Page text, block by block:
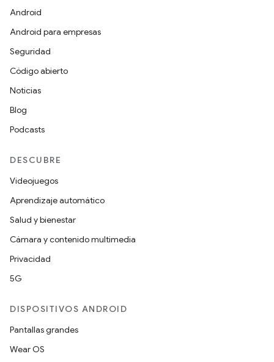
Android
Android para empresas
Seguridad
Código abierto
Noticias
Blog
Podcasts
DESCUBRE
Videojuegos
Aprendizaje automático
Salud y bienestar
Cámara y contenido multimedia
Privacidad
5G
DISPOSITIVOS ANDROID
Pantallas grandes
Wear OS